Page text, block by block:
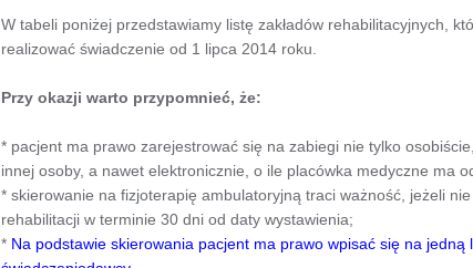
W tabeli poniżej przedstawiamy listę zakładów rehabilitacyjnych,
realizować świadczenie od 1 lipca 2014 roku.
Przy okazji warto przypomnieć, że:
* pacjent ma prawo zarejestrować się na zabiegi nie tylko
innej osoby, a nawet elektronicznie, o ile placówka medyczne ma
* skierowanie na fizjoterapię ambulatoryjną traci ważność, jeżeli
rehabilitacji w terminie 30 dni od daty wystawienia;
* Na podstawie skierowania pacjent ma prawo wpisać się na jedną